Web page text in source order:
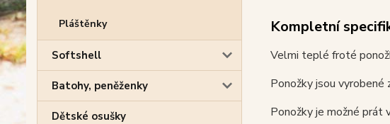
Pláštěnky
Softshell
Batohy, peněženky
Dětské osušky
Kompletní
Velmi teplé froté
Ponožky jsou
Ponožky je možné prát